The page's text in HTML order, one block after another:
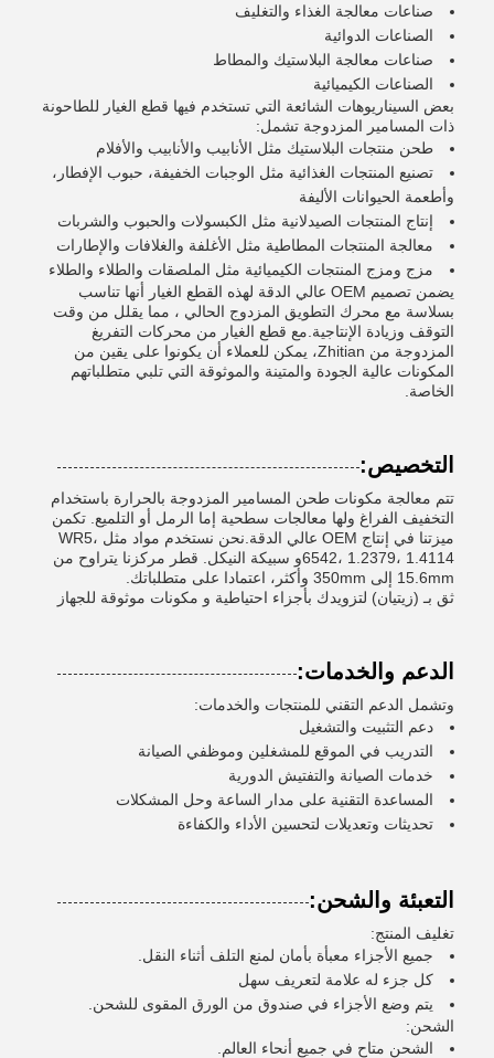
صناعات معالجة الغذاء والتغليف
الصناعات الدوائية
صناعات معالجة البلاستيك والمطاط
الصناعات الكيميائية
بعض السيناريوهات الشائعة التي تستخدم فيها قطع الغيار للطاحونة
ذات المسامير المزدوجة تشمل:
طحن منتجات البلاستيك مثل الأنابيب والأنابيب والأفلام
تصنيع المنتجات الغذائية مثل الوجبات الخفيفة، حبوب الإفطار،
وأطعمة الحيوانات الأليفة
إنتاج المنتجات الصيدلانية مثل الكبسولات والحبوب والشربات
معالجة المنتجات المطاطية مثل الأغلفة والغلافات والإطارات
مزج ومزج المنتجات الكيميائية مثل الملصقات والطلاء والطلاء
يضمن تصميم OEM عالي الدقة لهذه القطع الغيار أنها تناسب
بسلاسة مع محرك التطويق المزدوج الحالي ، مما يقلل من وقت
التوقف وزيادة الإنتاجية.مع قطع الغيار من محركات التفريغ
المزدوجة من Zhitian، يمكن للعملاء أن يكونوا على يقين من
المكونات عالية الجودة والمتينة والموثوقة التي تلبي متطلباتهم
الخاصة.
التخصيص:
تتم معالجة مكونات طحن المسامير المزدوجة بالحرارة باستخدام
التخفيف الفراغ ولها معالجات سطحية إما الرمل أو التلميع. تكمن
ميزتنا في إنتاج OEM عالي الدقة.نحن نستخدم مواد مثل WR5،
6542، 1.2379، 1.4114و سبيكة النيكل. قطر مركزنا يتراوح من
15.6mm إلى 350mm وأكثر، اعتمادا على متطلباتك.
ثق بـ (زيتيان) لتزويدك بأجزاء احتياطية و مكونات موثوقة للجهاز
الدعم والخدمات:
وتشمل الدعم التقني للمنتجات والخدمات:
دعم التثبيت والتشغيل
التدريب في الموقع للمشغلين وموظفي الصيانة
خدمات الصيانة والتفتيش الدورية
المساعدة التقنية على مدار الساعة وحل المشكلات
تحديثات وتعديلات لتحسين الأداء والكفاءة
التعبئة والشحن:
تغليف المنتج:
جميع الأجزاء معبأة بأمان لمنع التلف أثناء النقل.
كل جزء له علامة لتعريف سهل
يتم وضع الأجزاء في صندوق من الورق المقوى للشحن.
الشحن:
الشحن متاح في جميع أنحاء العالم.